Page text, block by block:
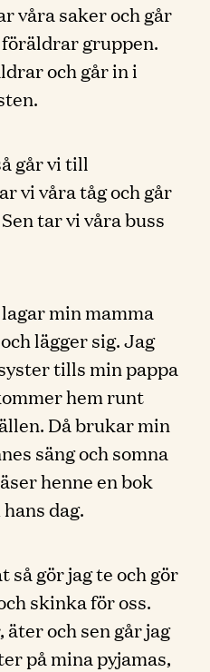
våra saker och går
gruppen.
och går in i
går vi till
vi våra tåg och går
tar vi våra buss
min mamma
lägger sig. Jag
tills min pappa
hem runt
Då brukar min
säng och somna
henne en bok
dag.
så gör jag te och gör
skinka för oss.
äter och sen går jag
på mina pyjamas,